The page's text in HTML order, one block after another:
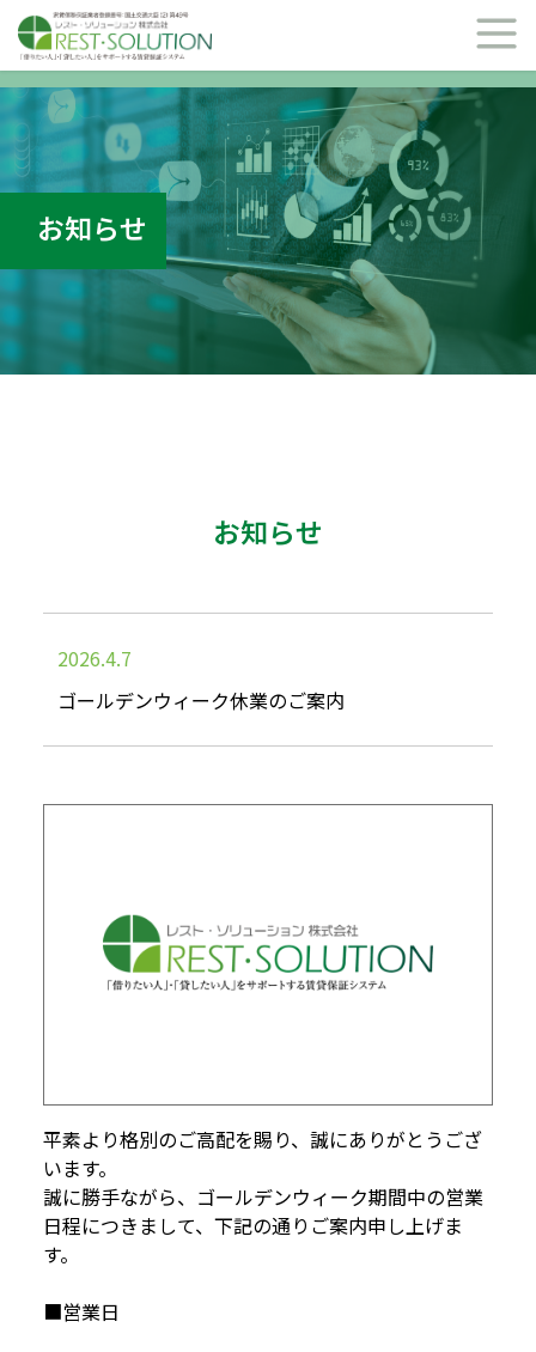
お知らせ
お知らせ
2026.4.7
ゴールデンウィーク休業のご案内
平素より格別のご高配を賜り、誠にありがとうござ
います。
誠に勝手ながら、ゴールデンウィーク期間中の営業
日程につきまして、下記の通りご案内申し上げま
す。
■営業日